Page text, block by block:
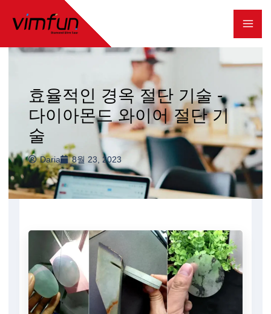
츠
기
효율적인 경옥 절단 기술 -
다이아몬드 와이어 절단 기
술
Daria 8월 23, 2023